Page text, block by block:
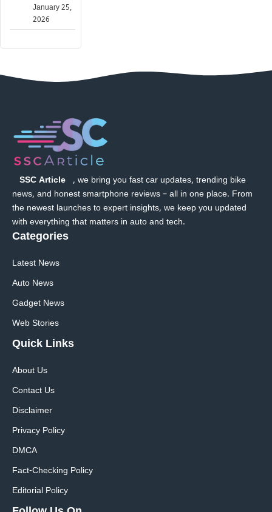
January 25,
2026
SSC Article
, we bring you fast car updates, trending bike
news, and honest smartphone reviews – all in one place. From
the newest launches to expert insights, we keep you updated
with everything that matters in auto and tech.
Categories
Latest News
Auto News
Gadget News
Web Stories
Quick Links
About Us
Contact Us
Disclaimer
Privacy Policy
DMCA
Fact-Checking Policy
Editorial Policy